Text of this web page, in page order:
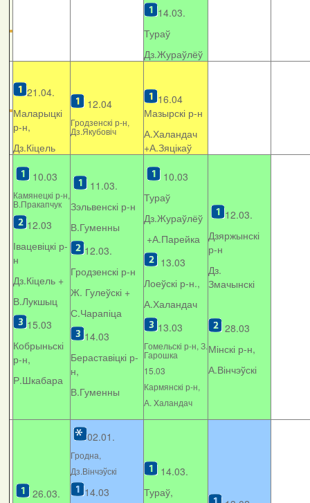
14.03.
Тураў
Дз.Жураўлёў
21.04.
Маларыцкі
р-н,
Дз.Кіцель
12.04
Гродзенскі р-н,
Дз.Якубовіч
16.04
Мазырскі р-н
А.Халандач
+А.Зяцікаў
10.03
Камянецкі р-н,
В.Пракапчук
12.03
Івацевіцкі р-
н
Дз.Кіцель +
В.Лукшыц
15.03
Кобрыньскі
р-н,
Р.Шкабара
11.03.
Зэльвенскі р-н
В.Гуменны
12.03.
Гродзенскі р-н
Ж. Гулеўскі +
С.Чарапіца
14.03
Бераставіцкі р-
н,
В.Гуменны
10.03
Тураў
Дз.Жураўлёў
+А.Парейка
13.03
Лоеўскі р-н.,
А.Халандач
13.03
Гомельскі р-н, З.
Гарошка
15.03
Кармянскі р-н,
А. Xаландач
12.03.
Дзяржынскі
р-н
Дз.
Змачынскі
28.03
Мінскі р-н,
А.Вінчэўскі
26.03.
02.01.
Гродна,
Дз.Вінчэўскі
14.03
14.03.
Тураў,